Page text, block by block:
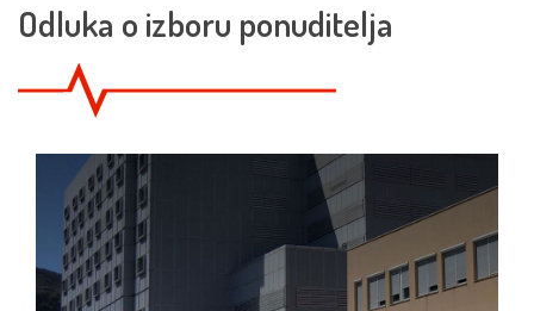
Odluka o izboru ponuditelja